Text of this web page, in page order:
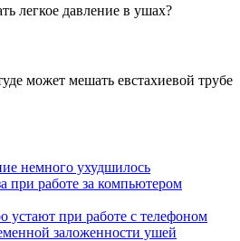
легкое давление в ушах?
может мешать евстахиевой трубе
немного ухудшилось
при работе за компьютером
устают при работе с телефоном
заложенности ушей